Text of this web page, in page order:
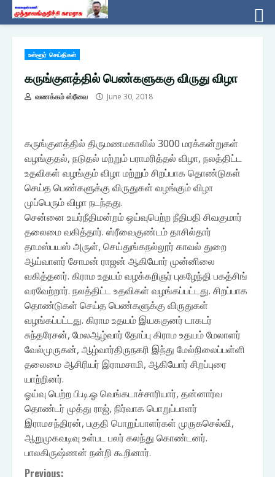
content
உள்ளூர் செய்திகள்
கருங்குளத்தில் பெண்களுககு விருது விழா
வணக்கம் ஸ்ரீவை June 30, 2018
கருங்குளத்தில் திருமணமகாலில் 3000 மரக்கன்றுகள்
வழங்குதல், நடுதல் மற்றும் பராமரித்தல் விழா, நலத்திட்ட
உதவிகள் வழங்கும் விழா மற்றும் சிறப்பாக தொண்டுகள்
செய்த பெண்களுக்கு விருதுகள் வழங்கும் விழா
முப்பெரும் விழா நடந்தது.
சென்னை உயர்நீதிமன்றம் ஒய்வுபெற்ற நீதிபதி சிவகுமார்
தலைமை வகித்தார். ஸ்ரீவைகுண்டம் தாசில்தார்
தாமஸ்பயஸ் அருள், செய்துங்கநல்லூர் காவல் துறை
ஆய்வாளர் சோமன் ராஜன் ஆகியோர் முன்னிலை
வகித்தனர். கிராம உதயம் வழக்கறிஞர் புகழேந்தி பகத்சிங்
வரவேற்றார். நலத்திட்ட உதவிகள் வழங்கப்பட்டது. சிறப்பாக
தொண்டுகள் செய்த பெண்களுக்கு விருதுகள்
வழங்கப்பட்டது. கிராம உதயம் இயககுனர் டாகடர்
சுந்தரேசன், மேலஆழ்வார் தோப்பு கிராம உதயம் மேலாளர்
வேல்முருகன், ஆழ்வார்திருநகரி இந்து மேல்நிலைப்பள்ளி
தலைமை ஆசிரியர் இராமசாமி, ஆகியோர் சிறப்புரை
யாற்றினர்.
ஓய்வு பெற்ற பி.டி.ஓ வெங்கடாச்சாரியார், தன்னார்வ
தொண்டர் முத்து ராஜ், நிர்வாக பொறுப்பாளர்
இராமசந்திரன், பகுதி பொறுப்பாளர்கள் முருகசெல்வி,
ஆறுமுகவடிவு உள்பட பலர் கலந்து கொண்டனர்.
பாலகிருஷ்ணன் நன்றி கூறினார்.
Previous: